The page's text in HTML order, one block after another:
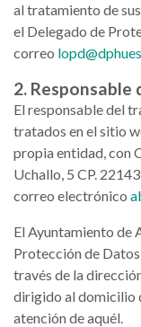
al tratamiento de
el Delegado de
correo
2.
El responsable del
tratados en el sitio
propia entidad, con
Uchallo, 5 CP.
correo electrónico
El Ayuntamiento de
Protección de
través de la
dirigido al domicilio
atención de aquél.